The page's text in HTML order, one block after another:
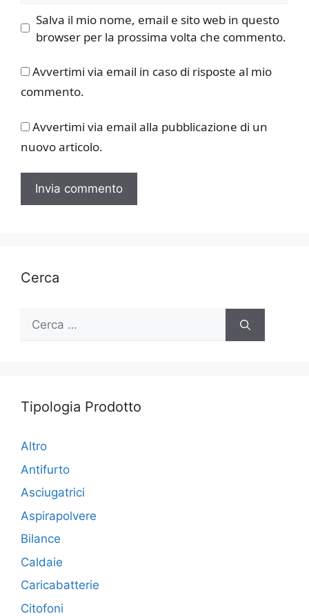
Salva il mio nome, email e sito web in questo
browser per la prossima volta che commento.
Avvertimi via email in caso di risposte al mio
commento.
Avvertimi via email alla pubblicazione di un
nuovo articolo.
Cerca
Ricerca
Tipologia Prodotto
Altro
Antifurto
Asciugatrici
Aspirapolvere
Bilance
Caldaie
Caricabatterie
Citofoni